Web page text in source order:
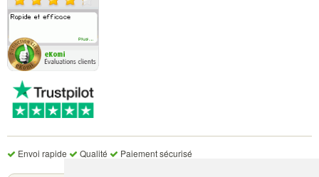
Envoi rapide Qualité Paiement sécurisé